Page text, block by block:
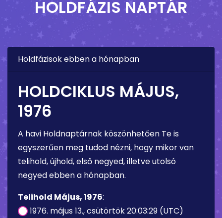
HOLDFÁZIS NAPTÁR
Holdfázisok ebben a hónapban
HOLDCIKLUS MÁJUS,
1976
A havi Holdnaptárnak köszönhetően Te is
egyszerűen meg tudod nézni, hogy mikor van
telihold, újhold, első negyed, illetve utolsó
negyed ebben a hónapban.
Telihold Május, 1976:
1976. május 13., csütörtök 20:03:29 (UTC)